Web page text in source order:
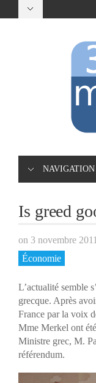
NAVIGATION
Is greed
on 3 novembre 2011
Économie
L’actualité semble
grecque. Après
France par la voix
Mme Merkel ont
Ministre grec, M.
référendum.